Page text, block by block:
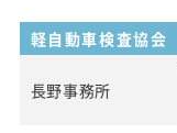
軽自動車検査協会
長野事務所